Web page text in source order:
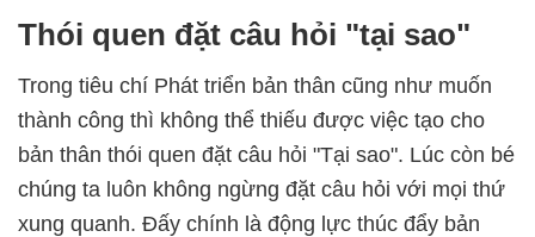
Thói quen đặt câu hỏi "tại sao"
Trong tiêu chí Phát triển bản thân cũng như muốn
thành công thì không thể thiếu được việc tạo cho
bản thân thói quen đặt câu hỏi "Tại sao". Lúc còn bé
chúng ta luôn không ngừng đặt câu hỏi với mọi thứ
xung quanh. Đấy chính là động lực thúc đẩy bản